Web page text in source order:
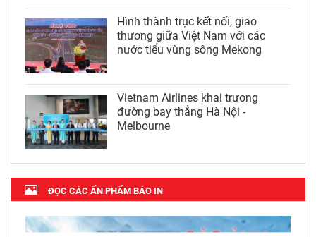
Hình thành trục kết nối, giao
thương giữa Việt Nam với các
nước tiểu vùng sông Mekong
Vietnam Airlines khai trương
đường bay thẳng Hà Nội -
Melbourne
ĐỌC CÁC ẤN PHẨM BÁO IN